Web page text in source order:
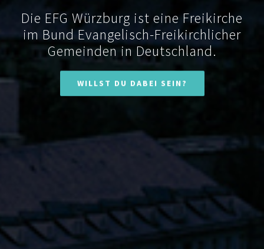
Die EFG Würzburg ist eine Freikirche
im Bund Evangelisch-Freikirchlicher
Gemeinden in Deutschland.
WILLST DU DABEI SEIN?